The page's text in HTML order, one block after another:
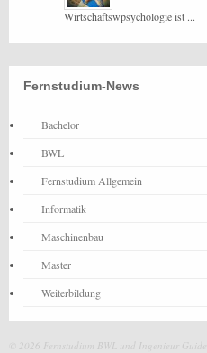
Wirtschaftswpsychologie ist ...
Fernstudium-News
Bachelor
BWL
Fernstudium Allgemein
Informatik
Maschinenbau
Master
Weiterbildung
© 2026 Fernstudium BWL und Ingenieur Guide.